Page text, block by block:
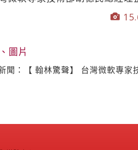
圖片
聞：【 翰林驚聲】 台灣微軟專家